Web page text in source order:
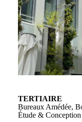
TERTIAIRE
Bureaux Amédée,
Étude &